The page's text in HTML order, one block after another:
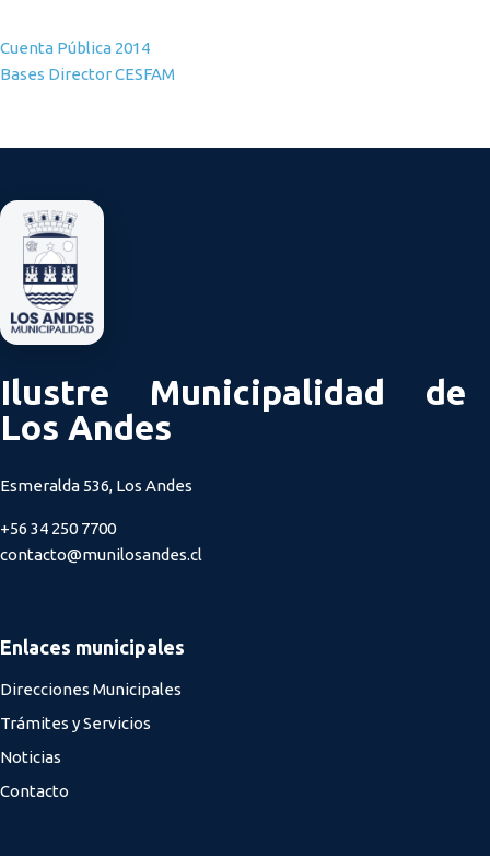
Navegación de entradas
Cuenta Pública 2014
Bases Director CESFAM
Ilustre Municipalidad de
Los Andes
Esmeralda 536, Los Andes
+56 34 250 7700
contacto@munilosandes.cl
Enlaces municipales
Direcciones Municipales
Trámites y Servicios
Noticias
Contacto